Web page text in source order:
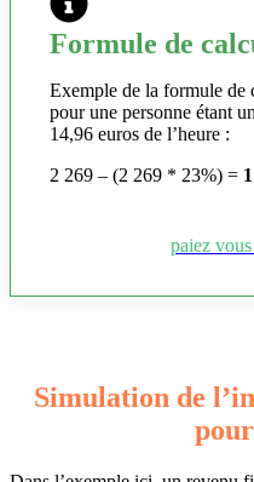
Formule de
Exemple de la formule de
pour une personne étant
14,96 euros de l’heure :
2 269 – (2 269 * 23%) =
paiez
Simulation de